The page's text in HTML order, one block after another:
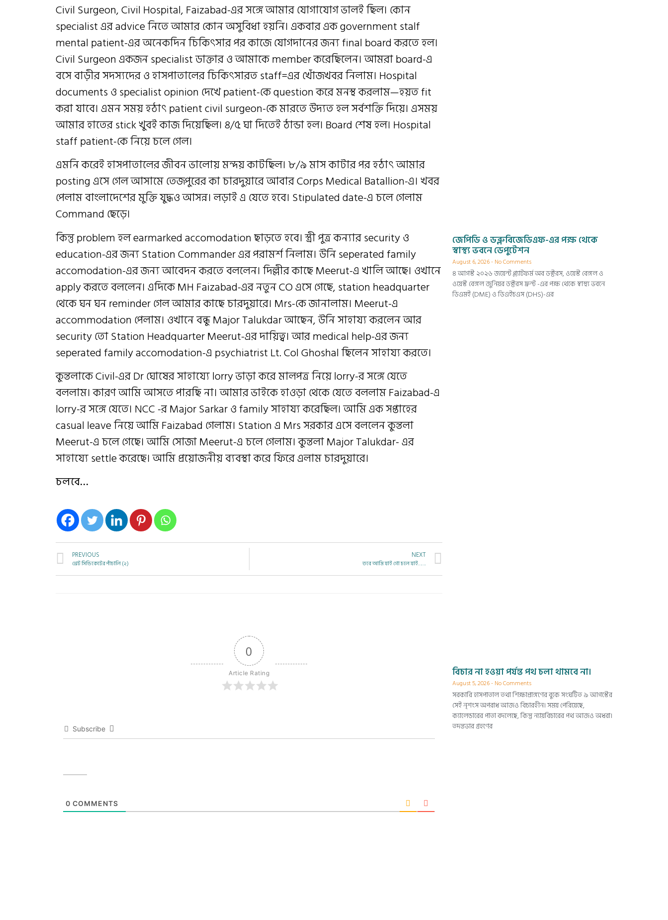
Civil Surgeon, Civil Hospital, Faizabad-এর সঙ্গে আমার যোগাযোগ ভালই ছিল। কোন
specialist এর advice নিতে আমার কোন অসুবিধা হয়নি। একবার এক government stalf
mental patient-এর অনেকদিন চিকিৎসার পর কাজে যোগদানের জন্য final board করতে হল।
Civil Surgeon একজন specialist ডাক্তার ও আমাকে member করেছিলেন। আমরা board-এ
বসে বাড়ীর সদস্যদের ও হাসপাতালের চিকিৎসারত staff=এর খোঁজখবর নিলাম। Hospital
documents ও specialist opinion দেখে patient-কে question করে মনস্থ করলাম—হয়ত fit
করা যাবে। এমন সময় হঠাৎ patient civil surgeon-কে মারতে উদ্যত হল সর্বশক্তি দিয়ে। এসময়
আমার হাতের stick খুবই কাজ দিয়েছিল। ৪/৫ ঘা দিতেই ঠান্ডা হল। Board শেষ হল। Hospital
staff patient-কে নিয়ে চলে গেল।
এমনি করেই হাসপাতালের জীবন ভালোয় মন্দয় কাটছিল। ৮/৯ মাস কাটার পর হঠাৎ আমার
posting এসে গেল আসামে তেজপুরের কা চারদুয়ারে আবার Corps Medical Batallion-এ। খবর
পেলাম বাংলাদেশের মুক্তি যুদ্ধও আসন্ন। লড়াই এ যেতে হবে। Stipulated date-এ চলে গেলাম
Command ছেড়ে।
কিন্তু problem হল earmarked accomodation ছাড়তে হবে। স্ত্রী পুত্র কন্যার security ও
education-এর জন্য Station Commander এর পরামর্শ নিলাম। উনি seperated family
accomodation-এর জন্য আবেদন করতে বললেন। দিল্লীর কাছে Meerut-এ খালি আছে। ওখানে
apply করতে বললেন। এদিকে MH Faizabad-এর নতুন CO এসে গেছে, station headquarter
থেকে ঘন ঘন reminder গেল আমার কাছে চারদুয়ারে। Mrs-কে জানালাম। Meerut-এ
accommodation পেলাম। ওখানে বন্ধু Major Talukdar আছেন, উনি সাহায্য করলেন আর
security তো Station Headquarter Meerut-এর দায়িত্ব। আর medical help-এর জন্য
seperated family accomodation-এ psychiatrist Lt. Col Ghoshal ছিলেন সাহায্য করতে।
কুন্তলাকে Civil-এর Dr ঘোষের সাহায্যে lorry ভাড়া করে মালপত্র নিয়ে lorry-র সঙ্গে যেতে
বললাম। কারণ আমি আসতে পারছি না। আমার ভাইকে হাওড়া থেকে যেতে বললাম Faizabad-এ
lorry-র সঙ্গে যেতে। NCC -র Major Sarkar ও family সাহায্য করেছিল। আমি এক সপ্তাহের
casual leave নিয়ে আমি Faizabad গেলাম। Station এ Mrs সরকার এসে বললেন কুন্তলা
Meerut-এ চলে গেছে। আমি সোজা Meerut-এ চলে গেলাম। কুন্তলা Major Talukdar- এর
সাহায্যে settle করেছে। আমি প্রয়োজনীয় ব্যবস্থা করে ফিরে এলাম চারদুয়ারে।
চলবে…
PREVIOUS
থ্রেট সিন্ডিকেটের পাঁচালি (২)
NEXT
তবে আমি যাই গো চলে যাই…….
0
Article Rating
Subscribe
0 COMMENTS
জেপিডি ও ডব্লুবিজেডিএফ-এর পক্ষ থেকে
স্বাস্থ্য ভবনে ডেপুটেশন
August 6, 2026 No Comments
৪ আগস্ট ২০২৬ জয়েন্ট প্ল্যাটফর্ম অব ডক্টরস, ওয়েস্ট বেঙ্গল ও
ওয়েস্ট বেঙ্গল জুনিয়র ডক্টরস ফ্রন্ট -এর পক্ষ থেকে স্বাস্থ্য ভবনে
ডিএমই (DME) ও ডিএইচএস (DHS)-এর
বিচার না হওয়া পর্যন্ত পথ চলা থামবে না।
August 5, 2026 No Comments
সরকারি হাসপাতাল তথা শিক্ষাপ্রাঙ্গণের বুকে সংঘটিত ৯ আগস্টের
সেই নৃশংস অপরাধ আজও বিচারহীন। সময় পেরিয়েছে,
ক্যালেন্ডারের পাতা বদলেছে, কিন্তু ন্যায়বিচারের পথ আজও অধরা।
তদন্তভার গ্রহণের